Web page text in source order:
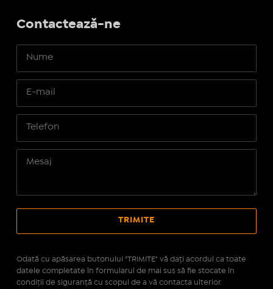
Contactează-ne
Odată cu apăsarea butonului "TRIMITE" vă daţi acordul ca toate
datele completate în formularul de mai sus să fie stocate în
condiţii de siguranţă cu scopul de a vă contacta ulterior.